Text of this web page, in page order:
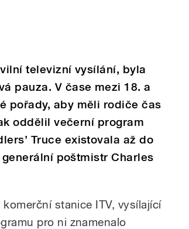
televizní vysílání, byla
pauza. V čase mezi 18. a
pořady, aby měli rodiče čas
oddělil večerní program
Truce existovala až do
poštmistr Charles
stanice ITV, vysílající
pro ni znamenalo